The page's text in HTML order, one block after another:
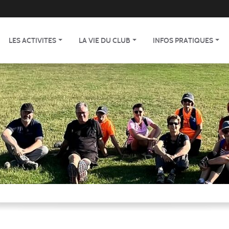
LES ACTIVITES LA VIE DU CLUB INFOS PRATIQUES